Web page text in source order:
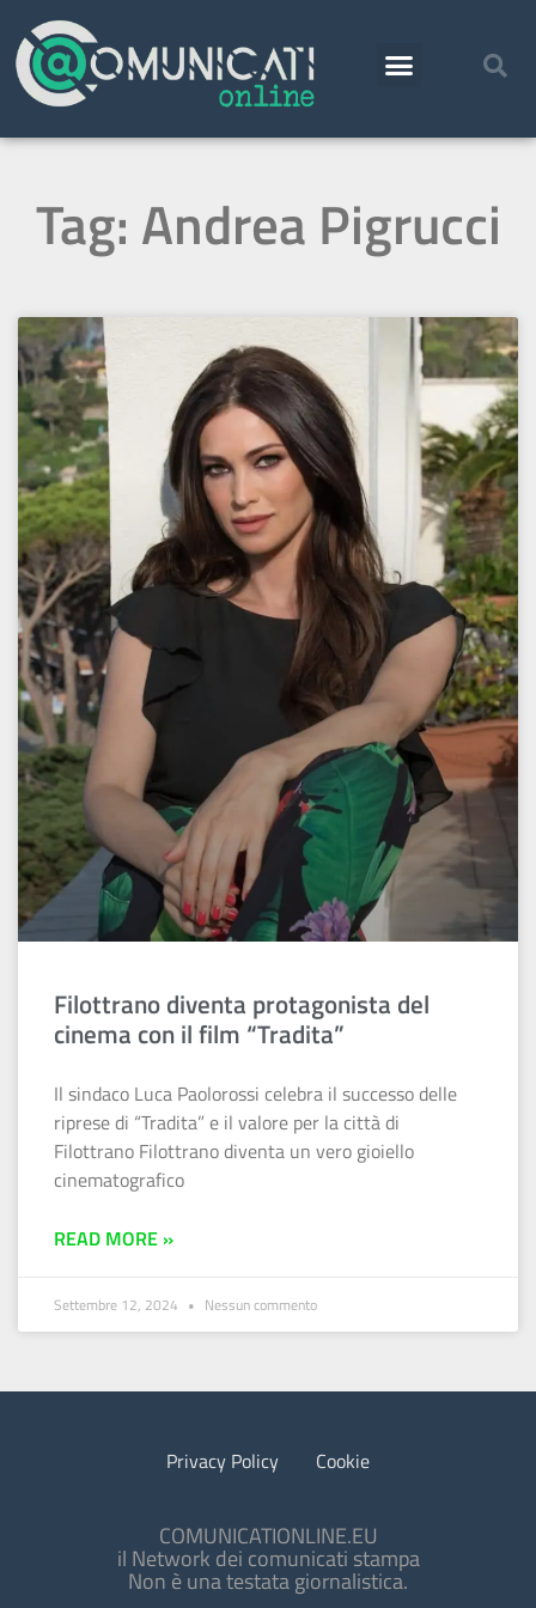
Tag: Andrea Pigrucci
Filottrano diventa protagonista del
cinema con il film “Tradita”
Il sindaco Luca Paolorossi celebra il successo delle
riprese di “Tradita” e il valore per la città di
Filottrano Filottrano diventa un vero gioiello
cinematografico
READ MORE »
Settembre 12, 2024 Nessun commento
Privacy Policy Cookie
COMUNICATIONLINE.EU
il Network dei comunicati stampa
Non è una testata giornalistica.